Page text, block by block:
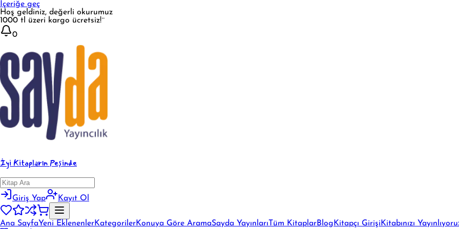
İçeriğe geç
Hoş geldiniz, değerli okurumuz
1000 tl üzeri kargo ücretsiz!¨
0
İyi Kitapların Peşinde
Giriş Yap Kayıt Ol
Ana SayfaYeni EklenenlerKategorilerKonuya Göre AramaSayda Yayınları Tüm KitaplarBlog Kitapçı Girişi Kitabınızı